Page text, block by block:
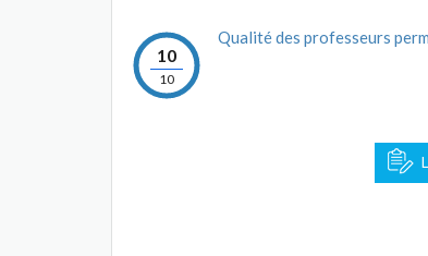
10
10
Qualité des professeurs